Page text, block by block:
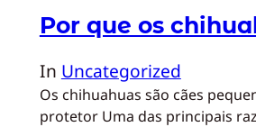
Por que os
In Uncategorized
Os chihuahuas são cães
protetor Uma das principais